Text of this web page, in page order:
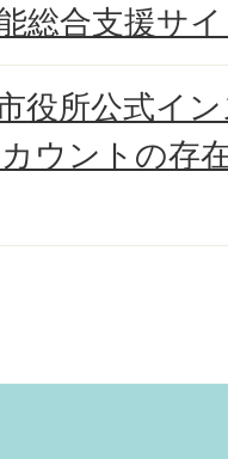
総合支援サ
役所公式イ
ウントの存